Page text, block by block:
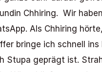
Chhiring.  Wir
Als Chhiring
bringe ich schnell
Stupa geprägt ist.